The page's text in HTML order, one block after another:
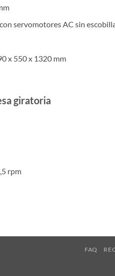
servomotores AC sin
x 550 x 1320 mm
giratoria
rpm
FAQ